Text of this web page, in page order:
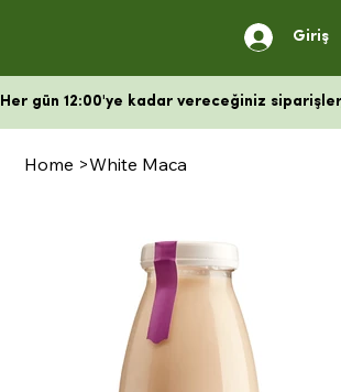
Giriş
Her gün 12:00'ye kadar vereceğiniz
Home >White Maca